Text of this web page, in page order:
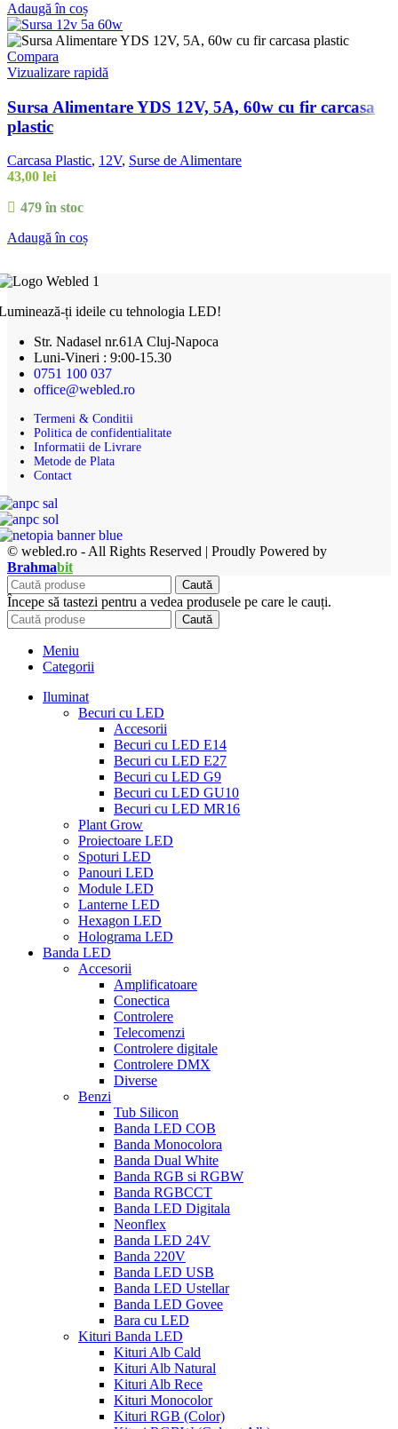
Adaugă în coș
Compara
Vizualizare rapidă
Sursa Alimentare YDS 12V, 5A, 60w cu fir carcasa
plastic
Carcasa Plastic, 12V, Surse de Alimentare
43,00 lei
479 în stoc
Adaugă în coș
ți ideile cu tehnologia LED!
Str. Nadasel nr.61A Cluj-Napoca
Luni-Vineri : 9:00-15.30
0751 100 037
office@webled.ro
Termeni & Conditii
Politica de confidentialitate
Informatii de Livrare
Metode de Plata
Contact
© webled.ro - All Rights Reserved | Proudly Powered by
Brahmabit
Caută
Începe să tastezi pentru a vedea produsele pe care le cauți.
Caută
Meniu
Categorii
Iluminat
Becuri cu LED
Accesorii
Becuri cu LED E14
Becuri cu LED E27
Becuri cu LED G9
Becuri cu LED GU10
Becuri cu LED MR16
Plant Grow
Proiectoare LED
Spoturi LED
Panouri LED
Module LED
Lanterne LED
Hexagon LED
Holograma LED
Banda LED
Accesorii
Amplificatoare
Conectica
Controlere
Telecomenzi
Controlere digitale
Controlere DMX
Diverse
Benzi
Tub Silicon
Banda LED COB
Banda Monocolora
Banda Dual White
Banda RGB si RGBW
Banda RGBCCT
Banda LED Digitala
Neonflex
Banda LED 24V
Banda 220V
Banda LED USB
Banda LED Ustellar
Banda LED Govee
Bara cu LED
Kituri Banda LED
Kituri Alb Cald
Kituri Alb Natural
Kituri Alb Rece
Kituri Monocolor
Kituri RGB (Color)